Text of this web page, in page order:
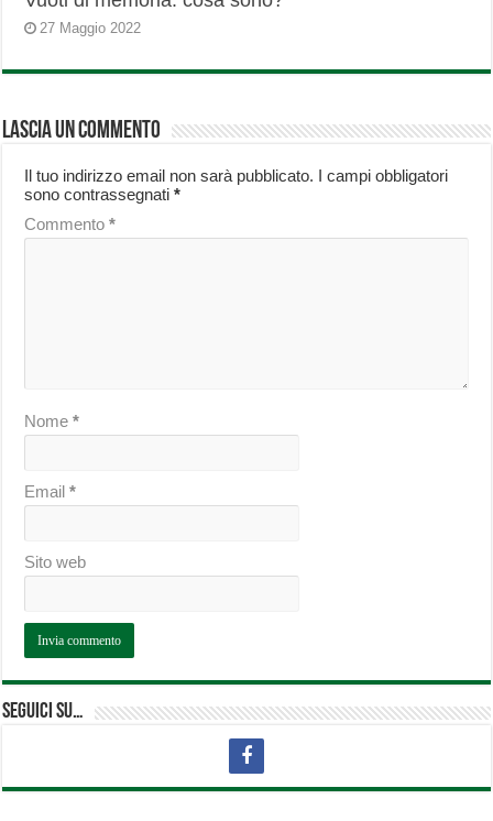
27 Maggio 2022
Lascia un commento
Il tuo indirizzo email non sarà pubblicato. I campi obbligatori
sono contrassegnati*
Commento*
Nome*
Email*
Sito web
Seguici su…